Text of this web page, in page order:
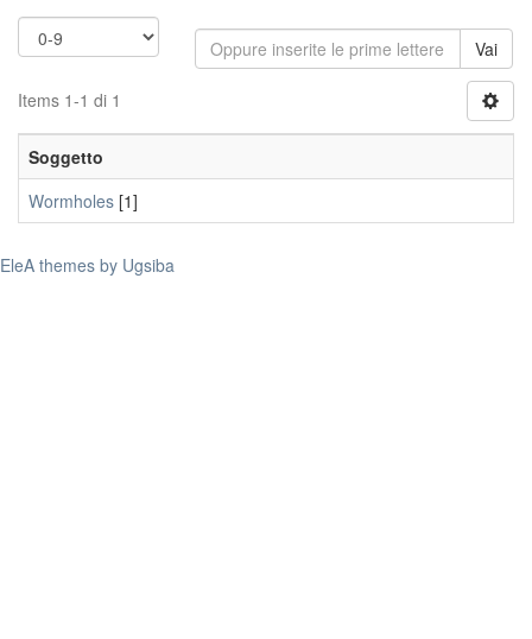
Vai
Items 1-1 di 1
Soggetto
Wormholes [1]
EleA themes by Ugsiba